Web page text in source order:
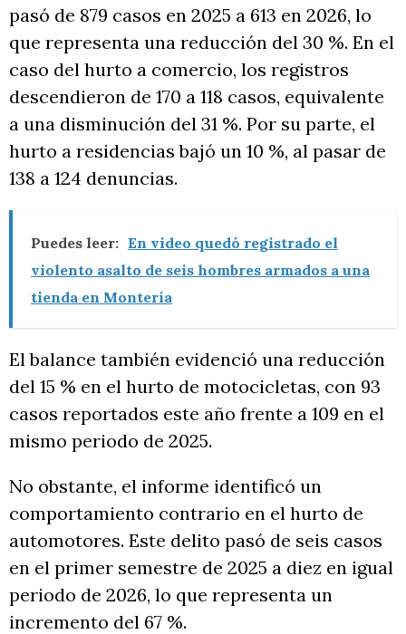
pasó de 879 casos en 2025 a 613 en 2026, lo
que representa una reducción del 30 %. En el
caso del hurto a comercio, los registros
descendieron de 170 a 118 casos, equivalente
a una disminución del 31 %. Por su parte, el
hurto a residencias bajó un 10 %, al pasar de
138 a 124 denuncias.
Puedes leer: En video quedó registrado el
violento asalto de seis hombres armados a una
tienda en Montería
El balance también evidenció una reducción
del 15 % en el hurto de motocicletas, con 93
casos reportados este año frente a 109 en el
mismo periodo de 2025.
No obstante, el informe identificó un
comportamiento contrario en el hurto de
automotores. Este delito pasó de seis casos
en el primer semestre de 2025 a diez en igual
periodo de 2026, lo que representa un
incremento del 67 %.